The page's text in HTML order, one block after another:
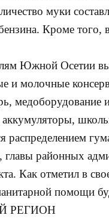
муки
Кроме того,
Южной Осетии
и молочные
распределением
главы районных
Как отметил в
помощи
Й РЕГИОН